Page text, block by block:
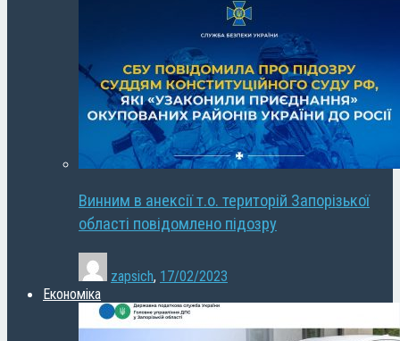
Винним в анексії т.о. територій Запорізької
області повідомлено підозру
zapsich, 17/02/2023
Економіка